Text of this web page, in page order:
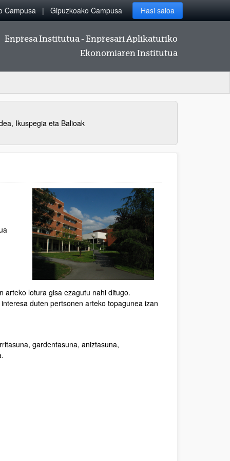
Campusa Gipuzkoako Campusa Hasi saioa
Enpresa Institutua - Enpresari Aplikaturiko
Ekonomiaren Institutua
Ikuspegia eta Balioak
arteko lotura gisa ezagutu nahi ditugo.
duten pertsonen arteko topagunea izan
gardentasuna, aniztasuna,